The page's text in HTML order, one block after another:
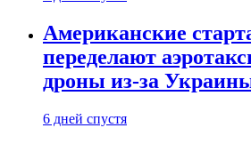
Американские
переделают
дроны из-за
6 дней спустя